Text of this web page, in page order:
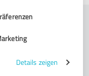
Details zeigen